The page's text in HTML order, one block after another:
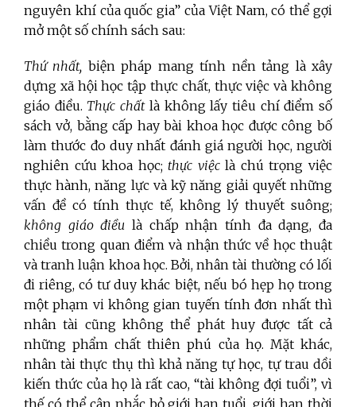
nguyên khí của quốc gia” của Việt Nam, có thể gợi
mở một số chính sách sau:
Thứ nhất, biện pháp mang tính nền tảng là xây
dựng xã hội học tập thực chất, thực việc và không
giáo điều. Thực chấtlà không lấy tiêu chí điểm số
sách vở, bằng cấp hay bài khoa học được công bố
làm thước đo duy nhất đánh giá người học, người
nghiên cứu khoa học; thực việclà chú trọng việc
thực hành, năng lực và kỹ năng giải quyết những
vấn đề có tính thực tế, không lý thuyết suông;
không giáo điều là chấp nhận tính đa dạng, đa
chiều trong quan điểm và nhận thức về học thuật
và tranh luận khoa học. Bởi, nhân tài thường có lối
đi riêng, có tư duy khác biệt, nếu bó hẹp họ trong
một phạm vi không gian tuyến tính đơn nhất thì
nhân tài cũng không thể phát huy được tất cả
những phẩm chất thiên phú của họ. Mặt khác,
nhân tài thực thụ thì khả năng tự học, tự trau dồi
kiến thức của họ là rất cao, “tài không đợi tuổi”, vì